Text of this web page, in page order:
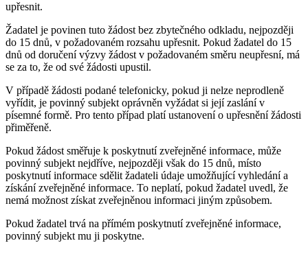
upřesnit.
Žadatel je povinen tuto žádost bez zbytečného odkladu, nejpozději
do 15 dnů, v požadovaném rozsahu upřesnit. Pokud žadatel do 15
dnů od doručení výzvy žádost v požadovaném směru neupřesní, má
se za to, že od své žádosti upustil.
V případě žádosti podané telefonicky, pokud ji nelze neprodleně
vyřídit, je povinný subjekt oprávněn vyžádat si její zaslání v
písemné formě. Pro tento případ platí ustanovení o upřesnění žádosti
přiměřeně.
Pokud žádost směřuje k poskytnutí zveřejněné informace, může
povinný subjekt nejdříve, nejpozději však do 15 dnů, místo
poskytnutí informace sdělit žadateli údaje umožňující vyhledání a
získání zveřejněné informace. To neplatí, pokud žadatel uvedl, že
nemá možnost získat zveřejněnou informaci jiným způsobem.
Pokud žadatel trvá na přímém poskytnutí zveřejněné informace,
povinný subjekt mu ji poskytne.